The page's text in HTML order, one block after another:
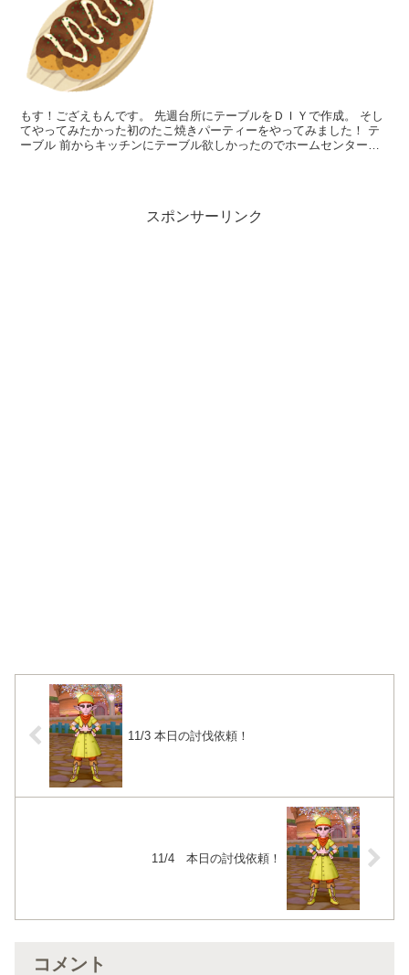
もす！ござえもんです。 先週台所にテーブルをＤＩＹで作成。 そし
てやってみたかった初のたこ焼きパーティーをやってみました！ テ
ーブル 前からキッチンにテーブル欲しかったのでホームセンター材
スポンサーリンク
11/3 本日の討伐依頼！
11/4 本日の討伐依頼！
コメント